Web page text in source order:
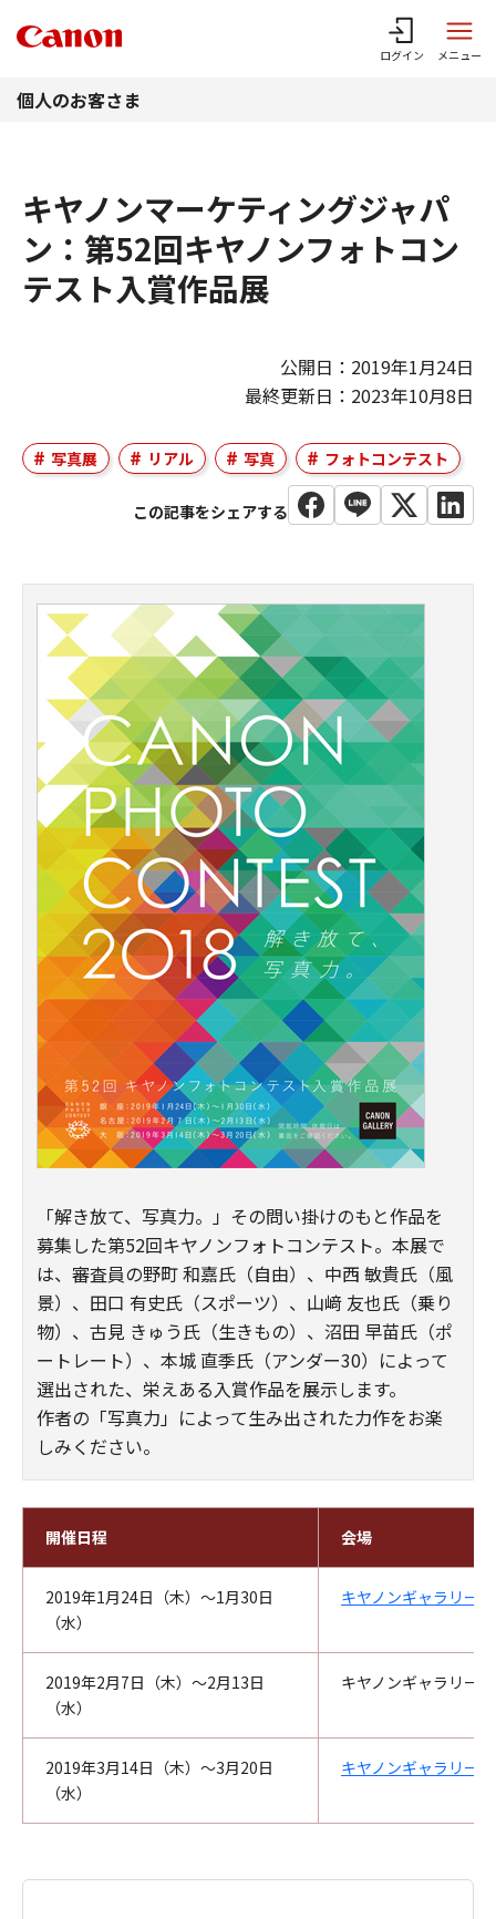
ログイン メニュー
個人のお客さま
キヤノンマーケティングジャパ
ン：第52回キヤノンフォトコン
テスト入賞作品展
公開日：2019年1月24日
最終更新日：2023年10月8日
写真展 リアル 写真 フォトコンテスト
「解き放て、写真力。」その問い掛けのもと作品を
募集した第52回キヤノンフォトコンテスト。本展で
は、審査員の野町 和嘉氏（自由）、中西 敏貴氏（風
景）、田口 有史氏（スポーツ）、山﨑 友也氏（乗り
物）、古見 きゅう氏（生きもの）、沼田 早苗氏（ポ
ートレート）、本城 直季氏（アンダー30）によって
選出された、栄えある入賞作品を展示します。
作者の「写真力」によって生み出された力作をお楽
しみください。
開催日程 会場
2019年1月24日（木）～1月30日
（水）
キヤノンギャラリー
2019年2月7日（木）～2月13日
（水）
キヤノンギャラリー
2019年3月14日（木）～3月20日
（水）
キヤノンギャラリー